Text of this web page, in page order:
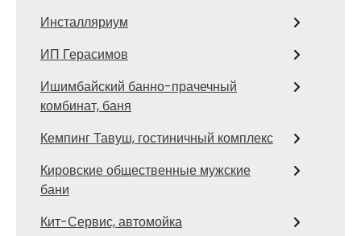
Инсталляриум
ИП Герасимов
Ишимбайский банно-прачечный
комбинат, баня
Кемпинг Тавуш, гостиничный комплекс
Кировские общественные мужские
бани
Кит-Сервис, автомойка